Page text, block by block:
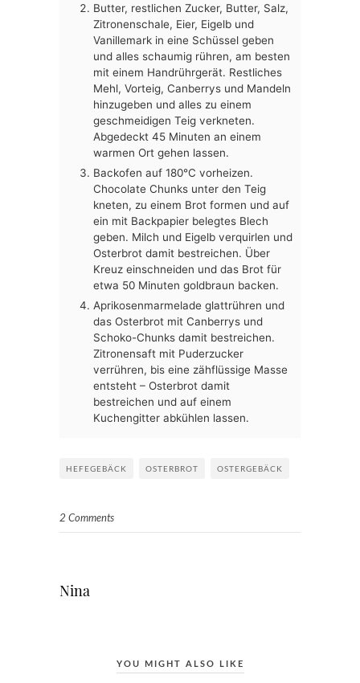
Butter, restlichen Zucker, Butter, Salz,
Zitronenschale, Eier, Eigelb und
Vanillemark in eine Schüssel geben
und alles schaumig rühren, am besten
mit einem Handrührgerät. Restliches
Mehl, Vorteig, Canberrys und Mandeln
hinzugeben und alles zu einem
geschmeidigen Teig verkneten.
Abgedeckt 45 Minuten an einem
warmen Ort gehen lassen.
Backofen auf 180°C vorheizen.
Chocolate Chunks unter den Teig
kneten, zu einem Brot formen und auf
ein mit Backpapier belegtes Blech
geben. Milch und Eigelb verquirlen und
Osterbrot damit bestreichen. Über
Kreuz einschneiden und das Brot für
etwa 50 Minuten goldbraun backen.
Aprikosenmarmelade glattrühren und
das Osterbrot mit Canberrys und
Schoko-Chunks damit bestreichen.
Zitronensaft mit Puderzucker
verrühren, bis eine zähflüssige Masse
entsteht – Osterbrot damit
bestreichen und auf einem
Kuchengitter abkühlen lassen.
HEFEGEBÄCK OSTERBROT OSTERGEBÄCK
2 Comments
Nina
YOU MIGHT ALSO LIKE